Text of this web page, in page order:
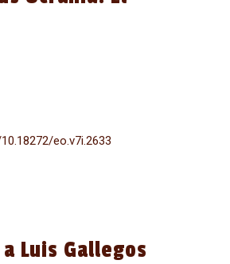
eo.v7i.2633
Luis Gallegos